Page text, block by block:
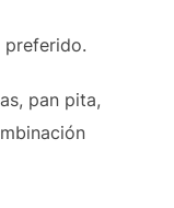
pan pita,